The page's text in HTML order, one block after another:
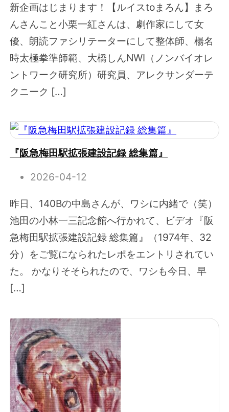
新企画はじまります！【ルイスtoまろん】まろ
んさんこと小栗一紅さんは、劇作家にして女
優、朗読ファシリテーターにして整体師、楊名
時太極拳準師範、大橋しんNWI（ノンバイオレ
ントワーク研究所）研究員、アレクサンダーテ
クニーク […]
『阪急梅田駅拡張建設記録 総集篇』
2026-04-12
昨日、140Bの中島さんが、ワシに内緒で（笑）
池田の小林一三記念館へ行かれて、ビデオ『阪
急梅田駅拡張建設記録 総集篇』（1974年、32
分）をご覧になられたレポをエントリされてい
た。 かなりそそられたので、ワシも今日、早
[…]